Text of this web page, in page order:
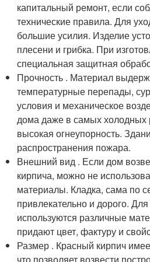
капитальный ремонт, если
технические правила. Для
большие усилия. Изделие
плесени и грибка. При
специальная защитная
Прочность . Материал
температурные перепады,
условия и механическое
дома даже в самых холодных
высокая огнеупорность.
распространения пожара.
Внешний вид . Если дом
кирпича, можно не
материалы. Кладка, сама по
привлекательно и дорого.
используются различные
придают цвет, фактуру и
Размер . Красный кирпич